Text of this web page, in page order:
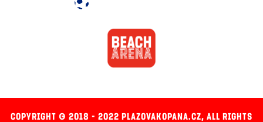
COPYRIGHT © 2018 - 2022 PLAZOVAKOPANA.CZ, ALL RIGHTS